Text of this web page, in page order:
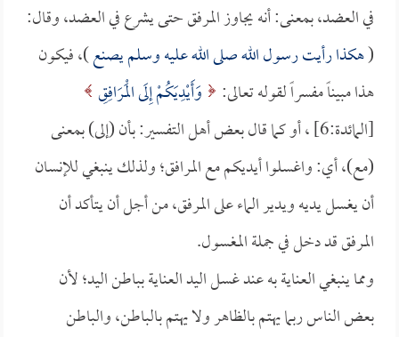
في العضد، بمعنى: أنه يجاوز المرفق حتى يشرع في العضد، وقال:
(هكذا رأيت رسول الله صلى الله عليه وسلم يصنع)، فيكون
هذا مبيناً مفسراً لقوله تعالى:
وَأَيْدِيَكُمْ إِلَى الْمَرَافِقِ
[المائدة:6] ، أو كما قال بعض أهل التفسير: بأن (إلى) بمعنى
(مع)، أي: واغسلوا أيديكم مع المرافق؛ ولذلك ينبغي للإنسان
أن يغسل يديه ويدير الماء على المرفق، من أجل أن يتأكد أن
المرفق قد دخل في جملة المغسول.
ومما ينبغي العناية به عند غسل اليد العناية بباطن اليد؛ لأن
بعض الناس ربما يهتم بالظاهر ولا يهتم بالباطن، والباطن